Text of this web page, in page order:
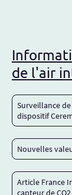
de l'air
Surveillance
dispositif
Nouvelles
Article France
capteur de CO2